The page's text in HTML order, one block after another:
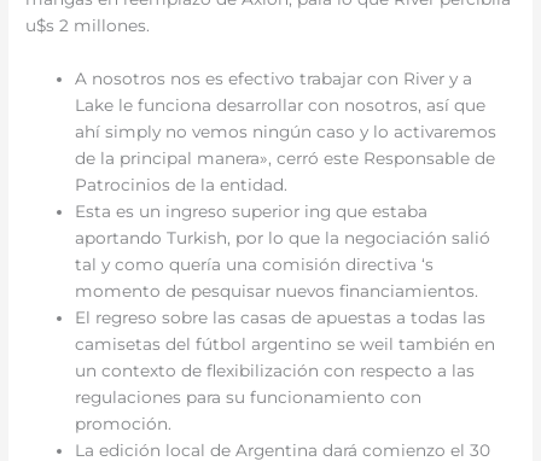
u$s 2 millones.
A nosotros nos es efectivo trabajar con River y a
Lake le funciona desarrollar con nosotros, así que
ahí simply no vemos ningún caso y lo activaremos
de la principal manera», cerró este Responsable de
Patrocinios de la entidad.
Esta es un ingreso superior ing que estaba
aportando Turkish, por lo que la negociación salió
tal y como quería una comisión directiva ‘s
momento de pesquisar nuevos financiamientos.
El regreso sobre las casas de apuestas a todas las
camisetas del fútbol argentino se weil también en
un contexto de flexibilización con respecto a las
regulaciones para su funcionamiento con
promoción.
La edición local de Argentina dará comienzo el 30